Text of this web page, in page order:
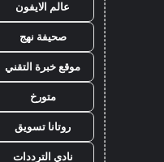
عالم الايفون
صحيفة نهج
موقع خبرة التقني
متورخ
روتانا تسويق
نادي الترددات